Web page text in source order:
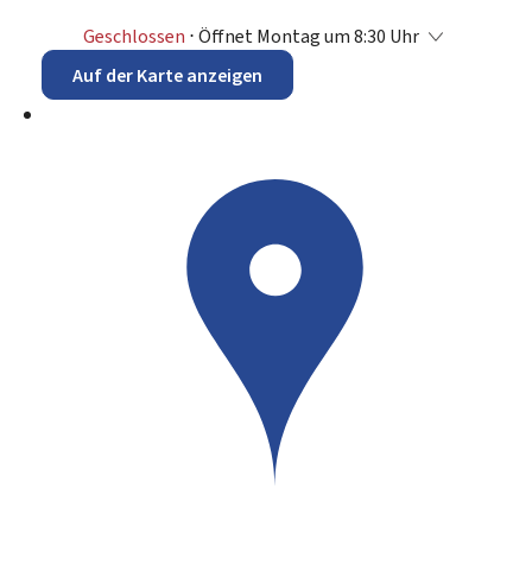
Geschlossen ⋅ Öffnet Montag um 8:30 Uhr
Auf der Karte anzeigen